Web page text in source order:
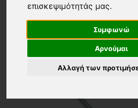
επισκεψιμότητάς μας.
Συμφωνώ
Αρνούμαι
Αλλαγή των
Τα νεότερα